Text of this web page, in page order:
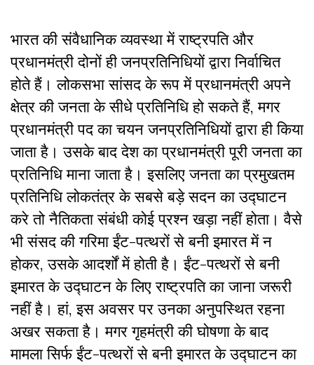
भारत की संवैधानिक व्यवस्था में राष्ट्रपति और
प्रधानमंत्री दोनों ही जनप्रतिनिधियों द्वारा निर्वाचित
होते हैं। लोकसभा सांसद के रूप में प्रधानमंत्री अपने
क्षेत्र की जनता के सीधे प्रतिनिधि हो सकते हैं, मगर
प्रधानमंत्री पद का चयन जनप्रतिनिधियों द्वारा ही किया
जाता है। उसके बाद देश का प्रधानमंत्री पूरी जनता का
प्रतिनिधि माना जाता है। इसलिए जनता का प्रमुखतम
प्रतिनिधि लोकतंत्र के सबसे बड़े सदन का उद्घाटन
करे तो नैतिकता संबंधी कोई प्रश्न खड़ा नहीं होता। वैसे
भी संसद की गरिमा ईंट-पत्थरों से बनी इमारत में न
होकर, उसके आदर्शों में होती है। ईंट-पत्थरों से बनी
इमारत के उद्घाटन के लिए राष्ट्रपति का जाना जरूरी
नहीं है। हां, इस अवसर पर उनका अनुपस्थित रहना
अखर सकता है। मगर गृहमंत्री की घोषणा के बाद
मामला सिर्फ ईंट-पत्थरों से बनी इमारत के उद्घाटन का